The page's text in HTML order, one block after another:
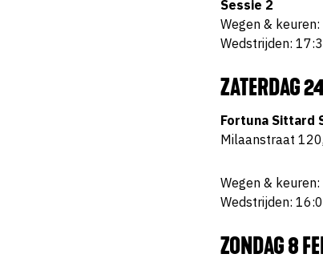
Sessie 2
Wegen &
Wedstrijden:
ZATERDAG
Fortuna Sittard
Milaanstraat
Wegen &
Wedstrijden:
ZONDAG 8